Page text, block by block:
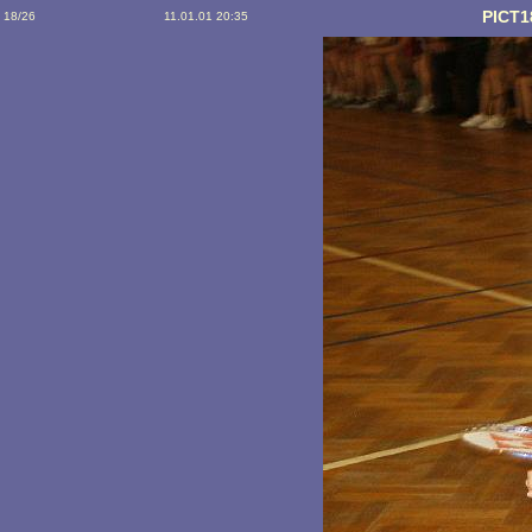
18/26 11.01.01 20:35